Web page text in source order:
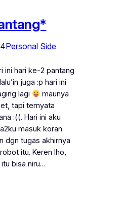
Personal Side
ini hari ke-2 pantang
juga :p hari ini
lagi
maunya
tapi ternyata
:((. Hari ini aku
masuk koran
dgn tugas akhirnya
itu. Keren lho,
bisa niru…